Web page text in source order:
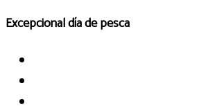
Excepcional día de pesca